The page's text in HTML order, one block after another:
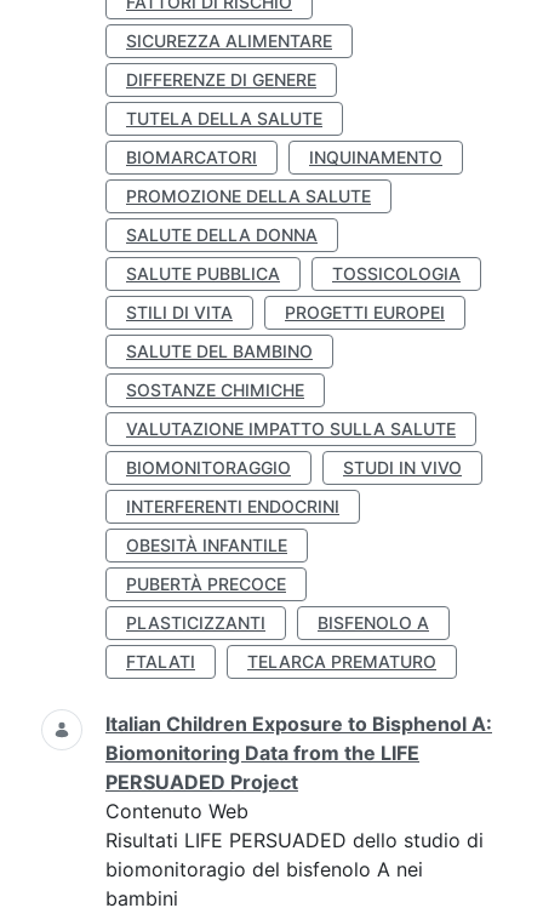
SICUREZZA ALIMENTARE
DIFFERENZE DI GENERE
TUTELA DELLA SALUTE
BIOMARCATORI
INQUINAMENTO
PROMOZIONE DELLA SALUTE
SALUTE DELLA DONNA
SALUTE PUBBLICA
TOSSICOLOGIA
STILI DI VITA
PROGETTI EUROPEI
SALUTE DEL BAMBINO
SOSTANZE CHIMICHE
VALUTAZIONE IMPATTO SULLA SALUTE
BIOMONITORAGGIO
STUDI IN VIVO
INTERFERENTI ENDOCRINI
OBESITÀ INFANTILE
PUBERTÀ PRECOCE
PLASTICIZZANTI
BISFENOLO A
FTALATI
TELARCA PREMATURO
Italian Children Exposure to Bisphenol A:
Biomonitoring Data from the LIFE
PERSUADED Project
Contenuto Web
Risultati LIFE PERSUADED dello studio di
biomonitoragio del bisfenolo A nei
bambini